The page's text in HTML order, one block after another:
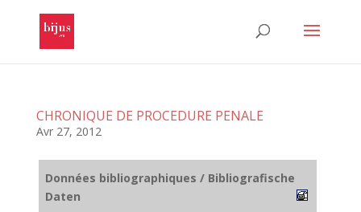
CHRONIQUE DE PROCEDURE PENALE
Avr 27, 2012
Données bibliographiques / Bibliografische
Daten